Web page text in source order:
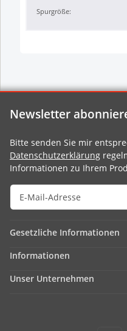
Spurgröße:
Newsletter
Bitte senden Sie mir
Datenschutzerklärung
Informationen zu Ihrem
Gesetzliche Informationen
Informationen
Unser Unternehmen